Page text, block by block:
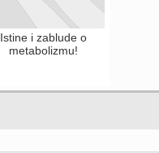
Istine i zablude o
metabolizmu!